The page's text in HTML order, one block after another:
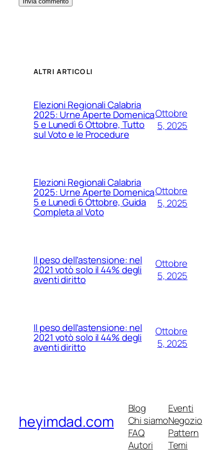
ALTRI ARTICOLI
Elezioni Regionali Calabria
2025: Urne Aperte Domenica
5 e Lunedì 6 Ottobre, Tutto
sul Voto e le Procedure
Ottobre
5, 2025
Elezioni Regionali Calabria
2025: Urne Aperte Domenica
5 e Lunedì 6 Ottobre, Guida
Completa al Voto
Ottobre
5, 2025
Il peso dell’astensione: nel
2021 votò solo il 44% degli
aventi diritto
Ottobre
5, 2025
Il peso dell’astensione: nel
2021 votò solo il 44% degli
aventi diritto
Ottobre
5, 2025
heyimdad.com
Blog
Chi siamo
FAQ
Autori
Eventi
Negozio
Pattern
Temi